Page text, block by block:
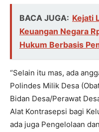
BACA JUGA: Kejati
Keuangan Negara
Hukum Berbasis
“Selain itu mas, ada
Polindes Milik Desa
Bidan Desa/Perawat
Alat Kontrasepsi bagi
ada juga Pengelolaan